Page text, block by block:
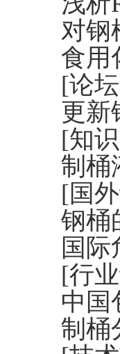
对钢
食用
[论
更新
[知
制桶
[国
钢桶
国
[行
中国
制桶